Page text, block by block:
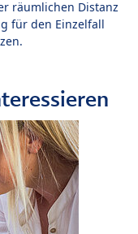
räumlichen Distanz
für den Einzelfall